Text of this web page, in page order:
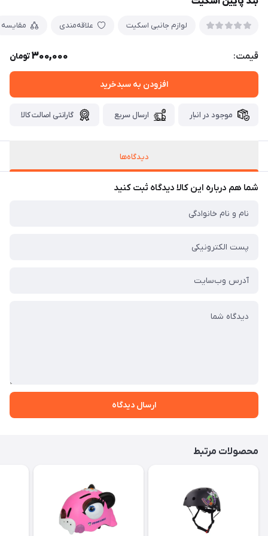
لوازم جانبی اسکیت علاقه‌مندی مقایسه
قیمت: 300,000تومان
افزودن به سبدخرید
موجود در انبار ارسال سریع گارانتی اصالت کالا
دیدگاه‌ها
شما هم درباره این کالا دیدگاه ثبت کنید
ارسال دیدگاه
محصولات مرتبط